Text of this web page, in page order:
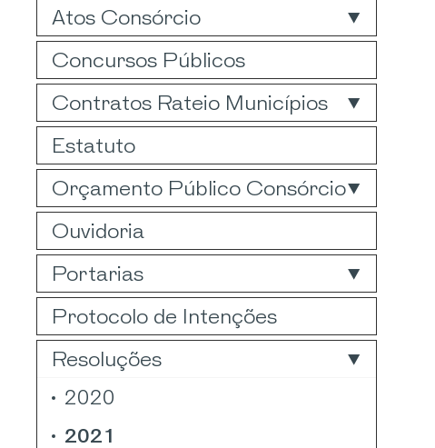
Atos Consórcio
Concursos Públicos
Contratos Rateio Municípios
Estatuto
Orçamento Público Consórcio
Ouvidoria
Portarias
Protocolo de Intenções
Resoluções
2020
2021